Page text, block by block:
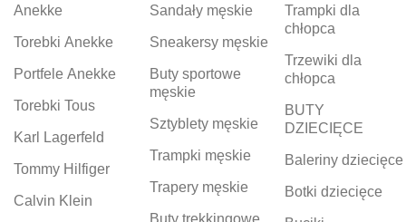
Anekke
Torebki Anekke
Portfele Anekke
Torebki Tous
Karl Lagerfeld
Tommy Hilfiger
Calvin Klein
Sandały męskie
Sneakersy męskie
Buty sportowe
męskie
Sztyblety męskie
Trampki męskie
Trapery męskie
Buty trekkingowe
Trampki dla
chłopca
Trzewiki dla
chłopca
BUTY
DZIECIĘCE
Baleriny dziecięce
Botki dziecięce